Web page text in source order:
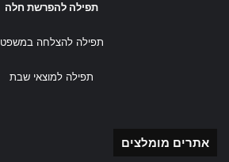
תפילה להפרשת חלה
תפילה להצלחה במשפט
תפילה למוצאי שבת
אתרים מומלצים